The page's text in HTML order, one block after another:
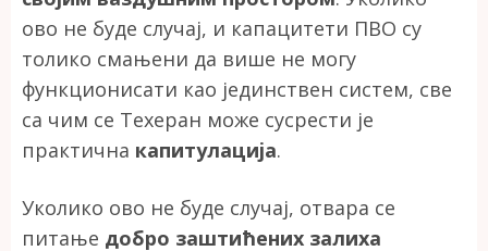
ово не буде случај, и капацитети ПВО су
толико смањени да више не могу
функционисати као јединствен систем, све
са чим се Техеран може сусрести је
практична капитулација.
Уколико ово не буде случај, отвара се
питање добро заштићених залиха